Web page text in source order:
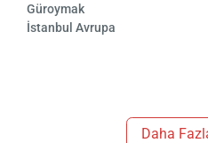
Güroymak
İstanbul Avrupa
Daha